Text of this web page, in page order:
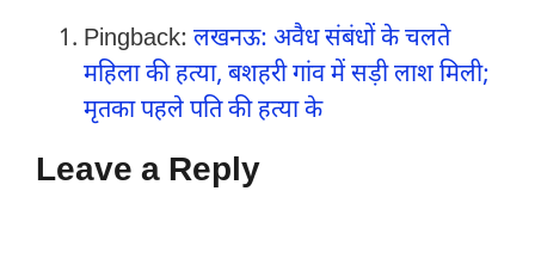
Pingback: लखनऊ: अवैध संबंधों के चलते
महिला की हत्या, बशहरी गांव में सड़ी लाश मिली;
मृतका पहले पति की हत्या के
Leave a Reply